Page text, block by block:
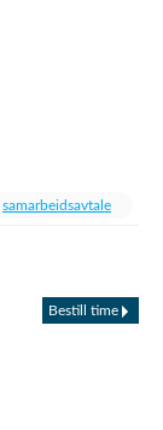
samarbeidsavtale
Bestill time